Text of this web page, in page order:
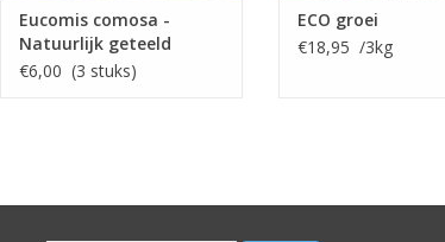
Eucomis comosa -
Natuurlijk geteeld
€6,00 (3 stuks)
ECO groei
€18,95 /3kg